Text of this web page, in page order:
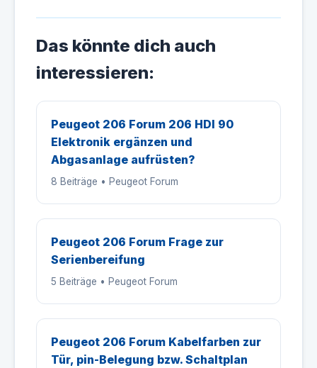
Das könnte dich auch
interessieren:
Peugeot 206 Forum 206 HDI 90
Elektronik ergänzen und
Abgasanlage aufrüsten?
8 Beiträge • Peugeot Forum
Peugeot 206 Forum Frage zur
Serienbereifung
5 Beiträge • Peugeot Forum
Peugeot 206 Forum Kabelfarben zur
Tür, pin-Belegung bzw. Schaltplan